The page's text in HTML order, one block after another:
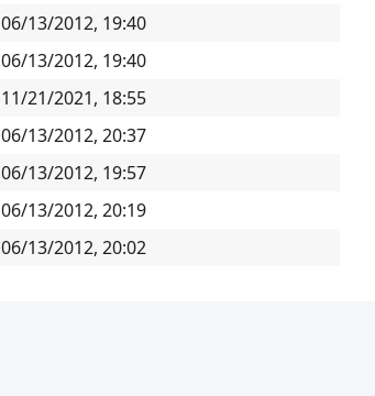
06/13/2012, 19:40
06/13/2012, 19:40
11/21/2021, 18:55
06/13/2012, 20:37
06/13/2012, 19:57
06/13/2012, 20:19
06/13/2012, 20:02